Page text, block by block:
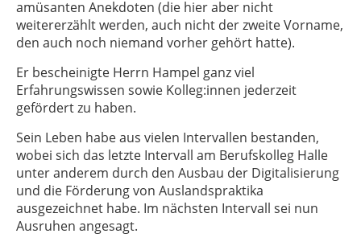
amüsanten Anekdoten (die hier aber nicht
weitererzählt werden, auch nicht der zweite Vorname,
den auch noch niemand vorher gehört hatte).
Er bescheinigte Herrn Hampel ganz viel
Erfahrungswissen sowie Kolleg:innen jederzeit
gefördert zu haben.
Sein Leben habe aus vielen Intervallen bestanden,
wobei sich das letzte Intervall am Berufskolleg Halle
unter anderem durch den Ausbau der Digitalisierung
und die Förderung von Auslandspraktika
ausgezeichnet habe. Im nächsten Intervall sei nun
Ausruhen angesagt.